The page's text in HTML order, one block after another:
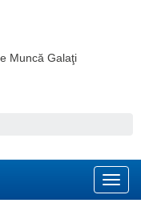
Muncă Galaţi